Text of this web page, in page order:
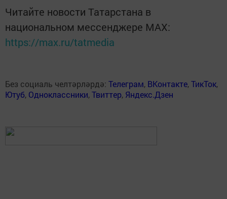
Читайте новости Татарстана в
национальном мессенджере MАХ:
https://max.ru/tatmedia
Без социаль челтәрләрдә: Телеграм, ВКонтакте,ТикТок,
Ютуб, Одноклассники,Твиттер, Яндекс.Дзен